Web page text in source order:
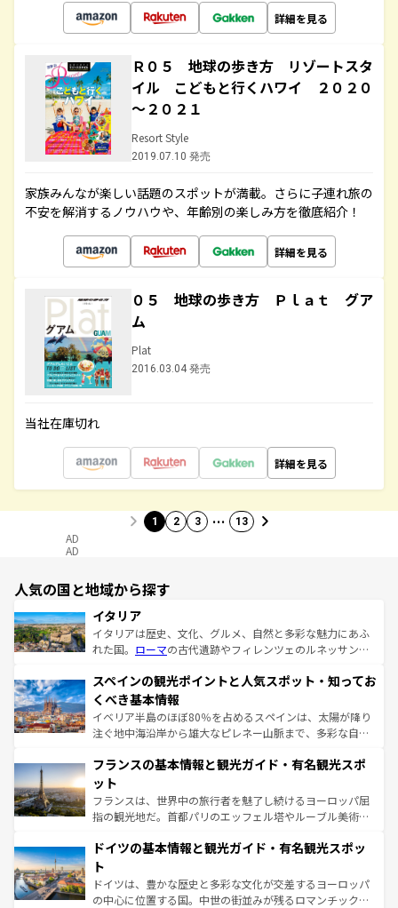
詳細を見る
Ｒ０５ 地球の歩き方 リゾートスタ
イル こどもと行くハワイ ２０２０
～２０２１
Resort Style
2019.07.10 発売
家族みんなが楽しい話題のスポットが満載。さらに子連れ旅の
不安を解消するノウハウや、年齢別の楽しみ方を徹底紹介！
詳細を見る
０５ 地球の歩き方 Ｐｌａｔ グア
ム
Plat
2016.03.04 発売
当社在庫切れ
詳細を見る
1 2 3 … 13
AD
AD
人気の国と地域から探す
イタリア
イタリアは歴史、文化、グルメ、自然と多彩な魅力にあふ
れた国。 ローマの古代遺跡やフィレンツェのルネッサンス
ろん、トスカーナの美しい田園風景やアマルフィ海岸の絶
景など、自然景観も見逃せない。観光の合間には、本場の
ピザやパスタなど、絶品のイタリア料理を堪能することも
できる。朝目覚めてから夜眠るまで、すべての瞬間を楽し
なお、新着のイタリア情報はコンテンツ一覧を参照してほ
しい。
スペインの観光ポイントと人気スポット・知ってお
くべき基本情報
イベリア半島のほぼ80％を占めるスペインは、太陽が降り
注ぐ地中海沿岸から雄大なピレネー山脈まで、多彩な自然
文化が根付くこの国では、情熱的なフラメンコ、熱気あふ
れる闘牛、そして美味しいタパスが生活の一部となってい
る。首都マドリードの洗練された雰囲気や、バルセロナの
アートに溢れた街角から、地方では古代ローマ遺跡や中世
せる。地方によって風土や気候が異なるスペインはその個
ンテンツ一覧 を参照してほしい。
フランスの基本情報と観光ガイド・有名観光スポ
ット
フランスは、世界中の旅行者を魅了し続けるヨーロッパ屈
指の観光地だ。首都パリのエッフェル塔やルーブル美術館
で、幅広い魅力が詰まっている。華麗な宮殿、歴史的な大
聖堂、美しいビーチ、そして豊かな自然が、訪れる者を心
から魅了する。また、フランスは美食の国としても知ら
れ、フランス料理はユネスコ無形文化遺産にも登録されて
ドイツの基本情報と観光ガイド・有名観光スポッ
ト
ドイツは、豊かな歴史と多彩な文化が交差するヨーロッパ
の中心に位置する国。中世の街並みが残るロマンチック街